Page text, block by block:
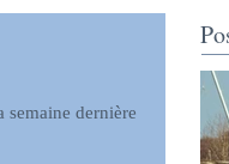
dernière